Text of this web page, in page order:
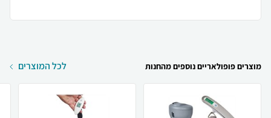
מוצרים פופולאריים נוספים מהחנות לכל המוצרים